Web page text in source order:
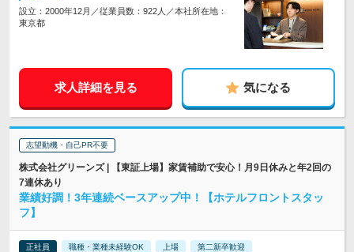
設立：2000年12月／従業員数：922人／本社所在地：
東京都
求人詳細を見る 気になる
志望動機・自己PR不要
株式会社グリーンズ | 【東証上場】家賃補助で安心！月9日休みと年2回の
7連休あり
業績好調！3年連続ベースアップ中！【ホテルフロントスタッ
フ】
正社員 職種・業種未経験OK 上場 第二新卒歓迎